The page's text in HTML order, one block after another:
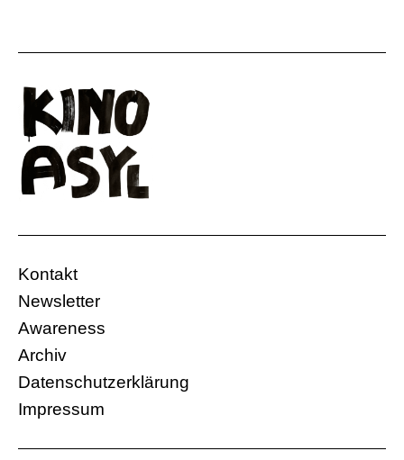
Kontakt
Newsletter
Awareness
Archiv
Datenschutzerklärung
Impressum